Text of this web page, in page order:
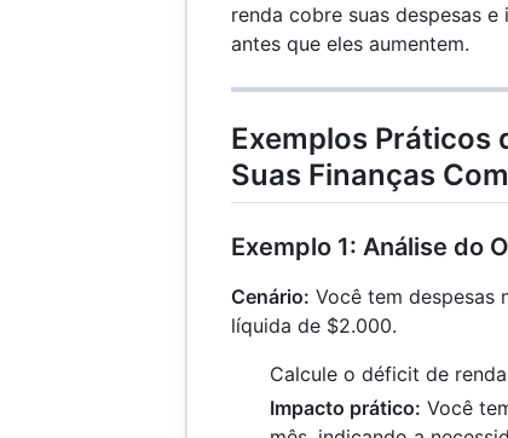
renda cobre suas despesas
antes que eles aumentem.
Exemplos Práticos
Suas Finanças
Exemplo 1: Análise do
Cenário: Você tem despesas
líquida de $2.000.
Calcule o déficit de
Impacto prático: Você